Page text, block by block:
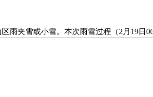
夹雪或小雪。本次雨雪过程（2月19日